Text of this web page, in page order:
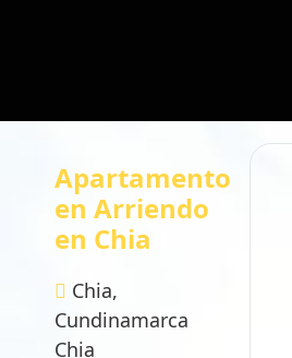
Apartamento
en Arriendo
en Chia
Chia,
Cundinamarca
Chia